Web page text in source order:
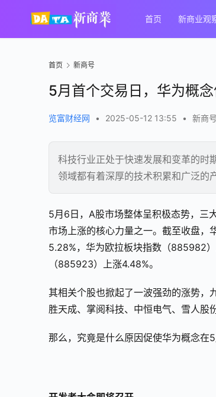
首页 新商业观
首页 新商号
5月首个交易日，华为概念
览富财经网 • 2025-05-12 13:55 • 新商号
科技行业正处于快速发展和变革的时
领域都有着深厚的技术积累和广泛的
5月6日，A股市场整体呈积极态势，三
市场上涨的核心力量之一。截至收盘
5.28%，华为欧拉板块指数（885982
（885923）上涨4.48%。
其相关个股也掀起了一波强劲的涨势，
胜天成、掌阅科技、中恒电气、雪人股
那么，究竟是什么原因促使华为概念在